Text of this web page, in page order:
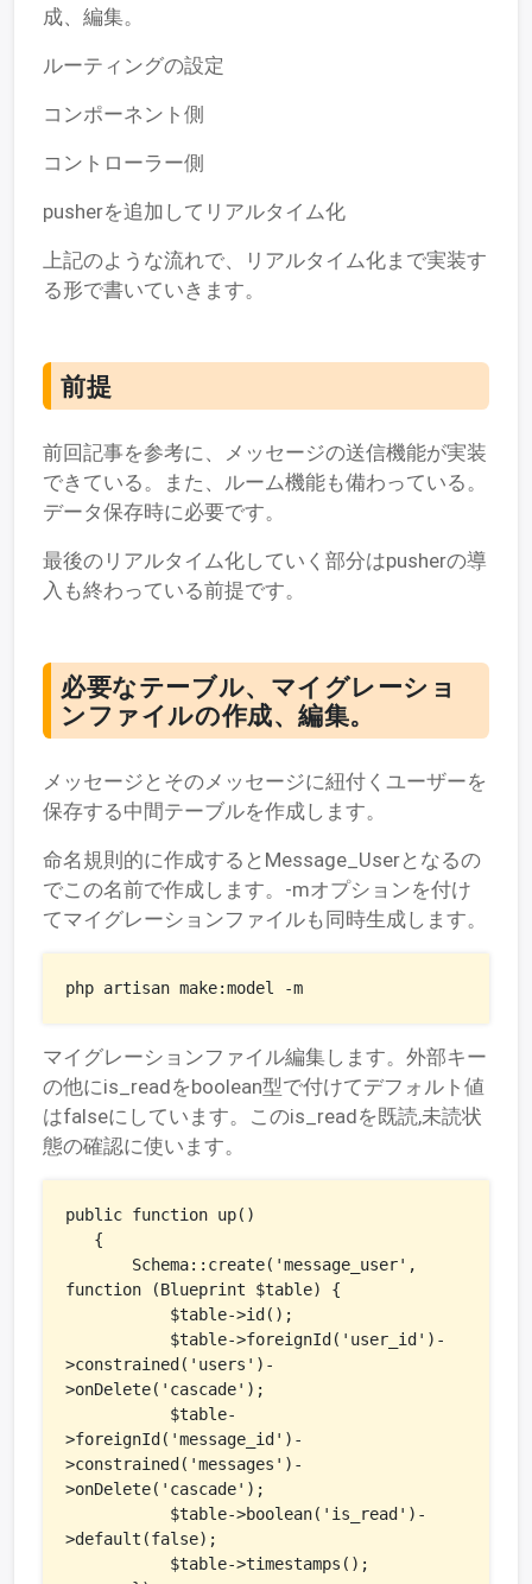
成、編集。
ルーティングの設定
コンポーネント側
コントローラー側
pusherを追加してリアルタイム化
上記のような流れで、リアルタイム化まで実装す
る形で書いていきます。
前提
前回記事を参考に、メッセージの送信機能が実装
できている。また、ルーム機能も備わっている。
データ保存時に必要です。
最後のリアルタイム化していく部分はpusherの導
入も終わっている前提です。
必要なテーブル、マイグレーショ
ンファイルの作成、編集。
メッセージとそのメッセージに紐付くユーザーを
保存する中間テーブルを作成します。
命名規則的に作成するとMessage_Userとなるの
でこの名前で作成します。-mオプションを付け
てマイグレーションファイルも同時生成します。
php artisan make:model -m
マイグレーションファイル編集します。外部キー
の他にis_readをboolean型で付けてデフォルト値
はfalseにしています。このis_readを既読,未読状
態の確認に使います。
public function up()
function (Blueprint $table) {
>constrained('users')-
>onDelete('cascade');
>foreignId('message_id')-
>constrained('messages')-
>onDelete('cascade');
>default(false);